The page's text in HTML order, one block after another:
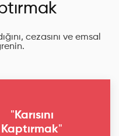
cezasını ve emsal
"Karısını
Kaptırmak"